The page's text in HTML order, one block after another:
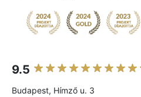
9.5
Budapest, Hímző u. 3